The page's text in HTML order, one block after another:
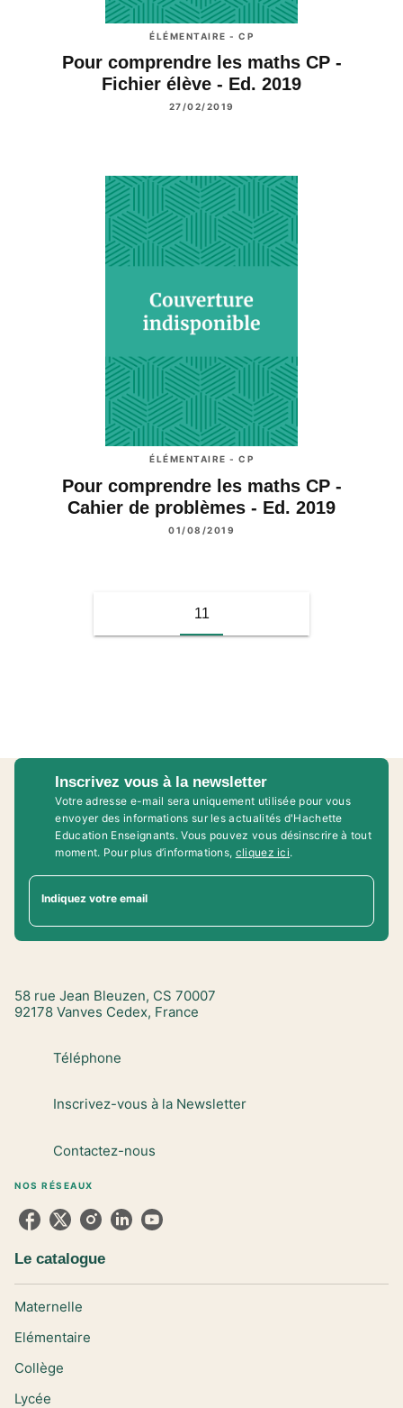
ÉLÉMENTAIRE - CP
Pour comprendre les maths CP -
Fichier élève - Ed. 2019
27/02/2019
ÉLÉMENTAIRE - CP
Pour comprendre les maths CP -
Cahier de problèmes - Ed. 2019
01/08/2019
11
Inscrivez vous à la newsletter
Votre adresse e-mail sera uniquement utilisée pour vous
envoyer des informations sur les actualités d'Hachette
Education Enseignants. Vous pouvez vous désinscrire à tout
moment. Pour plus d’informations, cliquez ici.
Indiquez votre email
58 rue Jean Bleuzen, CS 70007
92178 Vanves Cedex, France
Téléphone
Inscrivez-vous à la Newsletter
Contactez-nous
NOS RÉSEAUX
Le catalogue
Maternelle
Elémentaire
Collège
Lycée